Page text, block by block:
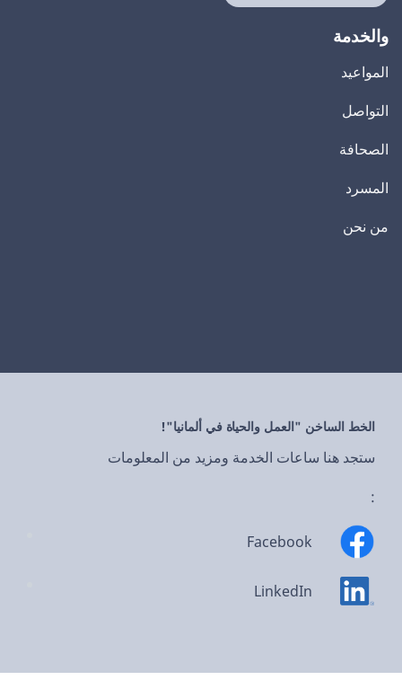
والخدمة
المواعيد
التواصل
الصحافة
المسرد
من نحن
الخط الساخن "العمل والحياة في ألمانيا"!
ستجد هنا ساعات الخدمة ومزيد من المعلومات
:
Facebook
LinkedIn